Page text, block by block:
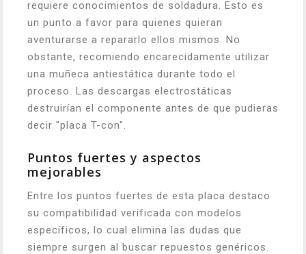
requiere conocimientos de soldadura. Esto es
un punto a favor para quienes quieran
aventurarse a repararlo ellos mismos. No
obstante, recomiendo encarecidamente utilizar
una muñeca antiestática durante todo el
proceso. Las descargas electrostáticas
destruirían el componente antes de que pudieras
decir "placa T-con".
Puntos fuertes y aspectos
mejorables
Entre los puntos fuertes de esta placa destaco
su compatibilidad verificada con modelos
específicos, lo cual elimina las dudas que
siempre surgen al buscar repuestos genéricos.